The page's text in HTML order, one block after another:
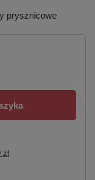
prysznicowe